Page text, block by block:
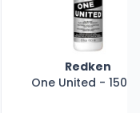
Redken
One United - 150